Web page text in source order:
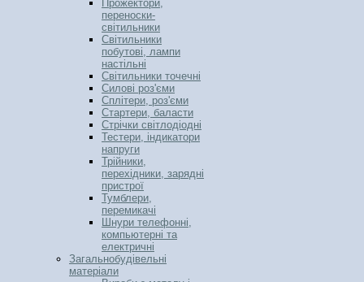
Прожектори,
переноски-
світильники
Світильники
побутові, лампи
настільні
Світильники точечні
Силові роз'єми
Сплітери, роз'єми
Стартери, баласти
Стрічки світлодіодні
Тестери, індикатори
напруги
Трійники,
перехідники, зарядні
пристрої
Тумблери,
перемикачі
Шнури телефонні,
компьютерні та
електричні
Загальнобудівельні
матеріали